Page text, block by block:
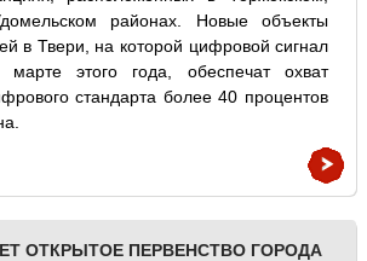
районах. Новые объекты
в Твери, на которой цифровой сигнал
этого года, обеспечат охват
стандарта более 40 процентов
ОТКРЫТОЕ ПЕРВЕНСТВО ГОРОДА